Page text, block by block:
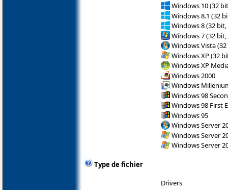
Windows 10 (32
Windows 8.1 (32
Windows 8 (32 bit,
Windows 7 (32 bit,
Windows Vista
Windows XP (32
Windows XP
Windows 2000
Windows
Windows 98
Windows 98 First
Windows 95
Windows Server
Windows Server
Windows Server
Type de fichier
Drivers